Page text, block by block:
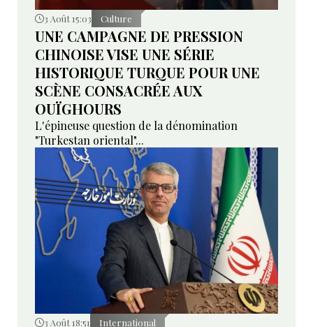
3 Août 15:03 Culture
UNE CAMPAGNE DE PRESSION
CHINOISE VISE UNE SÉRIE
HISTORIQUE TURQUE POUR UNE
SCÈNE CONSACRÉE AUX
OUÏGHOURS
L'épineuse question de la dénomination
"Turkestan oriental"...
3 Août 18:51 International